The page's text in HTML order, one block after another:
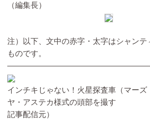
（編集長）
注）以下、文中の赤字・太字はシャンテ
ものです。
インチキじゃない！火星探査車（マーズ
ヤ・アステカ様式の頭部を撮す
記事配信元）